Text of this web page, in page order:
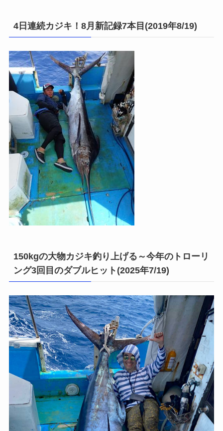
4日連続カジキ！8月新記録7本目(2019年8/19)
150kgの大物カジキ釣り上げる～今年のトローリ
ング3回目のダブルヒット(2025年7/19)